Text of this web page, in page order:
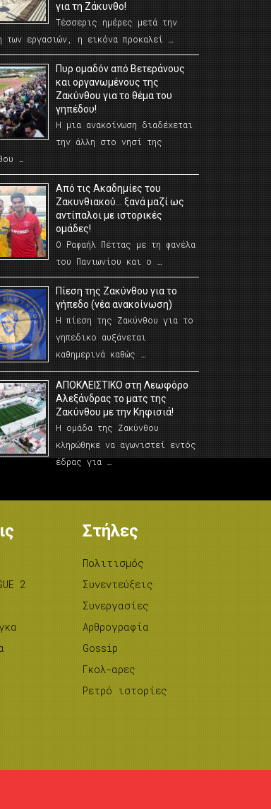
για τη Ζάκυνθο!
Τέσσερις ημέρες μετά την
των εργασιών, η εικόνα προκαλεί …
Πυρ ομαδόν από Βετεράνους
και οργανωμένους της
Ζακύνθου για το θέμα του
γηπέδου!
Η μια ανακοίνωση διαδέχεται
την άλλη στο νησί της
…
Από τις Ακαδημίες του
Ζακυνθιακού… ξανά μαζί ως
αντίπαλοι με ιστορικές
ομάδες!
Ο Ραφαήλ Πέττας με τη φανέλα
του Πανιωνίου και ο …
Πίεση της Ζακύνθου για το
γήπεδο (νέα ανακοίνωση)
Η πίεση της Ζακύνθου για το
γηπεδικο αυξάνεται
καθημερινά καθώς …
AΠΟΚΛΕΙΣΤΙΚΟ στη Λεωφόρο
Αλεξάνδρας το ματς της
Ζακύνθου με την Κηφισιά!
Η ομάδα της Ζακύνθου
κληρώθηκε να αγωνιστεί εντός
έδρας για …
2
Στήλες
Πολιτισμός
Συνεντεύξεις
Συνεργασίες
Αρθρογραφία
Gossip
Γκολ-αρες
Ρετρό ιστορίες